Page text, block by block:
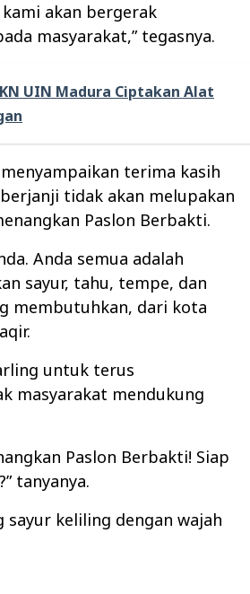
akan bergerak
masyarakat,” tegasnya.
UIN Madura Ciptakan Alat
terima kasih
tidak akan melupakan
Paslon Berbakti.
Anda semua adalah
sayur, tahu, tempe, dan
membutuhkan, dari kota
untuk terus
masyarakat mendukung
Paslon Berbakti! Siap
tanyanya.
sayur keliling dengan wajah